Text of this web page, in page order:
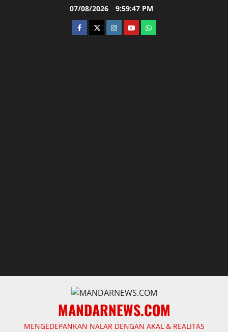
07/08/2026 9:59:48 PM
facebooktwitterinstagram.com
youtubewhatsapp
MANDARNEWS.COM
MENGEDEPANKAN NALAR DENGAN AKAL & REALITAS